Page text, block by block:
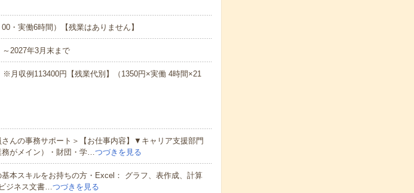
・実働6時間）【残業はありません】
～2027年3月末まで
収例113400円【残業代別】（1350円×実働 4時間×21
んの事務サポート＞【お仕事内容】▼キャリア支援部門
がメイン）・財団・学…つづきを見る
本スキルをお持ちの方・Excel： グラフ、表作成、計算
ジネス文書…つづきを見る